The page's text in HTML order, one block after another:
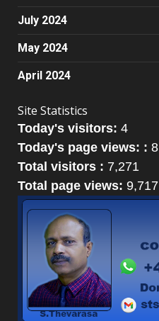
July 2024
May 2024
April 2024
Site Statistics
Today's visitors: 4
Today's page views: : 8
Total visitors : 7,271
Total page views: 9,717